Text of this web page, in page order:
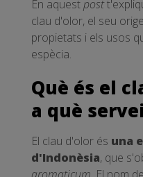
En aquestpost
clau d'olor, el seu
propietats i els usos
espècia.
Què és el
a què
El clau d'olor és una
d'Indonèsia, que